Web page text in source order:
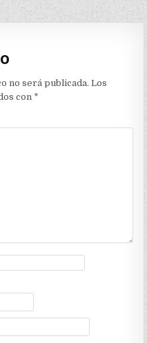
no será publicada. Los
con *